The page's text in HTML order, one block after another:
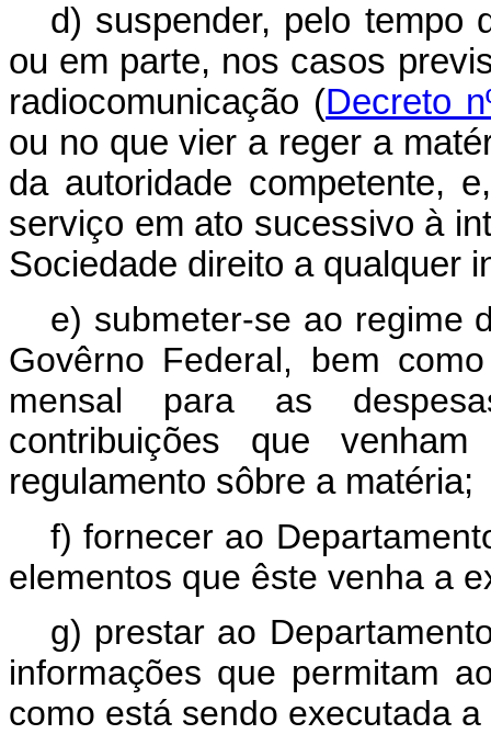
d) suspender, pelo tempo
ou em parte, nos casos
radiocomunicação (Decreto
ou no que vier a reger a
da autoridade competente,
serviço em ato sucessivo à
Sociedade direito a qualquer
e) submeter-se ao regime
Govêrno Federal, bem
mensal para as
contribuições que
regulamento sôbre a matéria;
f) fornecer ao
elementos que êste venha a
g) prestar ao
informações que permitam
como está sendo executada